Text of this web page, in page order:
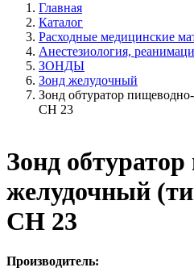
Главная
Каталог
Расходные медицинские
Анестезиология,
ЗОНДЫ
Зонд желудочный
Зонд обтуратор
CH 23
Зонд
желудочный
CH 23
Производитель: